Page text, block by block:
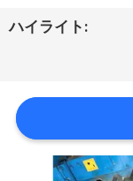
旅
品
質
ハイライト: